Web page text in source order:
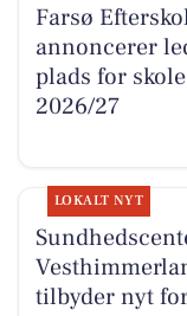
Farsø
annoncerer
plads for
2026/27
LOKALT NYT
tilbyder nyt